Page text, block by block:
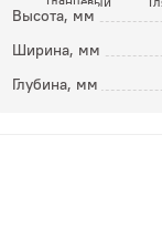
Высота, мм
Ширина, мм
Глубина, мм